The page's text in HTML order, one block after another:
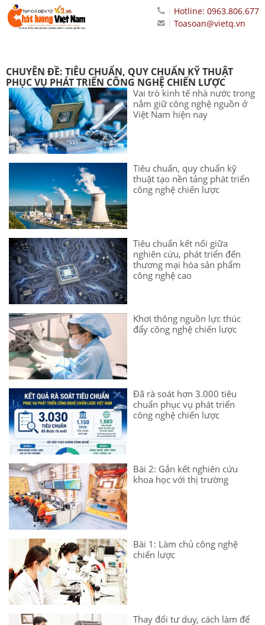
Hotline: 0963.806.677
Toasoan@vietq.vn
CHUYÊN ĐỀ: TIÊU CHUẨN, QUY CHUẨN KỸ THUẬT
PHỤC VỤ PHÁT TRIỂN CÔNG NGHỆ CHIẾN LƯỢC
Vai trò kinh tế nhà nước trong
nắm giữ công nghệ nguồn ở
Việt Nam hiện nay
Tiêu chuẩn, quy chuẩn kỹ
thuật tạo nền tảng phát triển
công nghệ chiến lược
Tiêu chuẩn kết nối giữa
nghiên cứu, phát triển đến
thương mại hóa sản phẩm
công nghệ cao
Khơi thông nguồn lực thúc
đẩy công nghệ chiến lược
Đã rà soát hơn 3.000 tiêu
chuẩn phục vụ phát triển
công nghệ chiến lược
Bài 2: Gắn kết nghiên cứu
khoa học với thị trường
Bài 1: Làm chủ công nghệ
chiến lược
Thay đổi tư duy, cách làm để